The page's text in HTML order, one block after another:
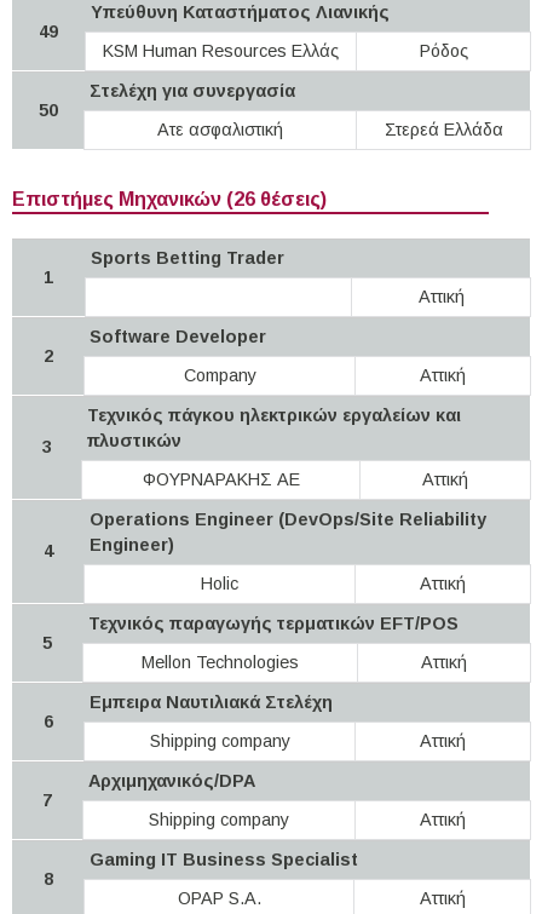
49
Υπεύθυνη Καταστήματος Λιανικής
KSM Human Resources Ελλάς
Ρόδος
50
Στελέχη για συνεργασία
Ατε ασφαλιστική
Στερεά Ελλάδα
Επιστήμες Μηχανικών (26 θέσεις)
1
Sports Betting Trader
Αττική
2
Software Developer
Company
Αττική
3
Τεχνικός πάγκου ηλεκτρικών εργαλείων και
πλυστικών
ΦΟΥΡΝΑΡΑΚΗΣ ΑΕ
Αττική
4
Operations Engineer (DevOps/Site Reliability
Engineer)
Holic
Αττική
5
Τεχνικός παραγωγής τερματικών EFT/POS
Mellon Technologies
Αττική
6
Εμπειρα Ναυτιλιακά Στελέχη
Shipping company
Αττική
7
Αρχιμηχανικός/DPA
Shipping company
Αττική
8
Gaming IT Business Specialist
OPAP S.A.
Αττική